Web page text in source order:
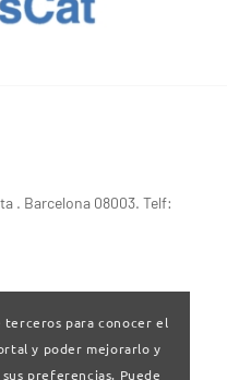
. Barcelona 08003. Telf:
|Política de privacitat
terceros para conocer el
y poder mejorarlo y
preferencias. Puede